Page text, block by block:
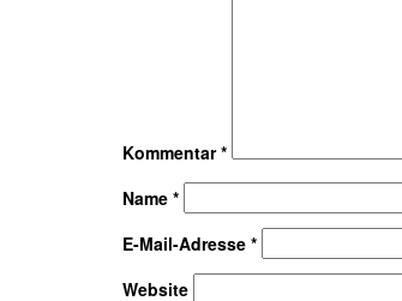
Kommentar*
Name *
E-Mail-Adresse *
Website